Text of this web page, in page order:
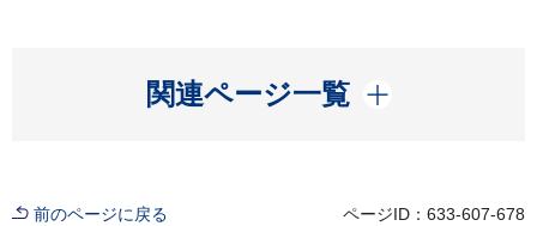
関連ページ一覧
開く
前のページに戻る ページID：633-607-678